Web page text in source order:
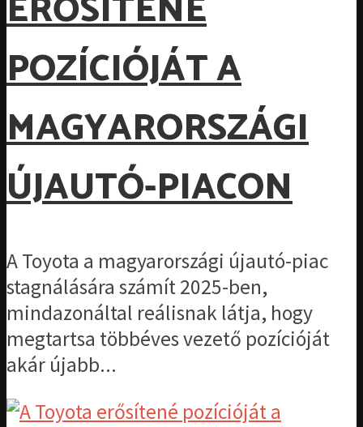
POZÍCIÓJÁT A
MAGYARORSZÁGI
ÚJAUTÓ-PIACON
A Toyota a magyarországi újautó-piac
stagnálására számít 2025-ben,
mindazonáltal reálisnak látja, hogy
megtartsa többéves vezető pozícióját
akár újabb...